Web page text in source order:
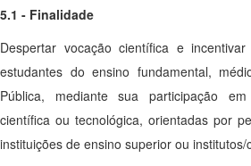
5.1 - Finalidade
Despertar vocação científica e
estudantes do ensino fundamental,
Pública, mediante sua participação
científica ou tecnológica, orientadas por
instituições de ensino superior ou